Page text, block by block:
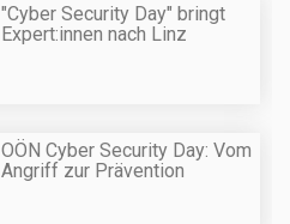
"Cyber Security Day" bringt
Expert:innen nach Linz
OÖN Cyber Security Day: Vom
Angriff zur Prävention